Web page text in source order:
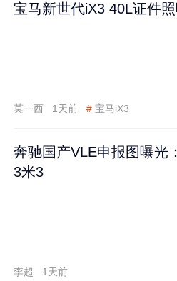
宝马新世代iX3 40L证件
莫一西 1天前 # 宝马iX3
奔驰国产VLE申报图曝光
3米3
李超 1天前